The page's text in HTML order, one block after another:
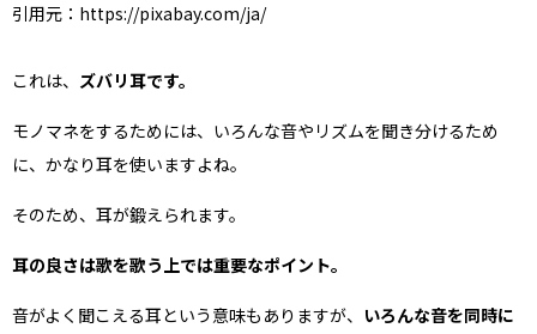
引用元：https://pixabay.com/ja/
これは、 ズバリ耳です。
モノマネをするためには、いろんな音やリズムを聞き分けるため
に、かなり耳を使いますよね。
そのため、耳が鍛えられます。
耳の良さは歌を歌う上では重要なポイント。
音がよく聞こえる耳という意味もありますが、 いろんな音を同時に